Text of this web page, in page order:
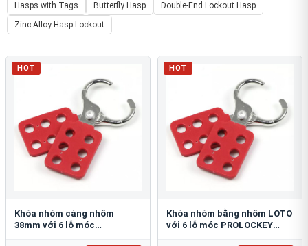
Hasps with Tags
Butterfly Hasp
Double-End Lockout Hasp
Zinc Alloy Hasp Lockout
HOT
Khóa nhóm càng nhôm
38mm với 6 lỗ móc
HOT
Khóa nhóm bằng nhôm LOTO
với 6 lỗ móc PROLOCKEY